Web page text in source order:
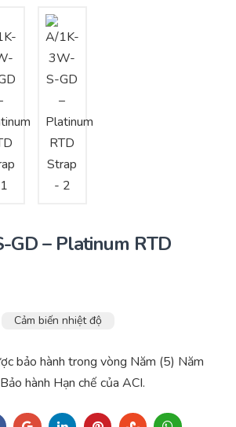
kế – Cung cấp thiết bị HVAC
thi công tủ điều khiển
đặt hệ thống HVAC
GD – Platinum RTD
Cảm biến nhiệt độ
bảo hành trong vòng Năm (5) Năm
hành Hạn chế của ACI.